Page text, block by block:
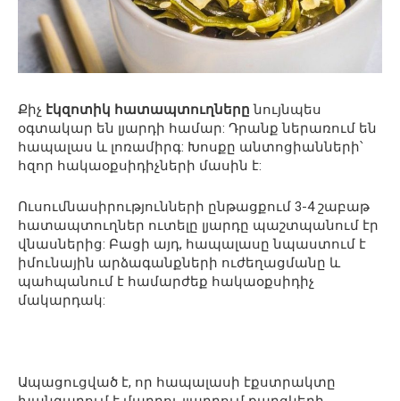
Քիչ էկզոտիկ հատապտուղները նույնպես
օգտակար են լյարդի համար: Դրանք ներառում են
հապալաս և լոռամիրգ: Խոսքը անտոցիանների՝
հզոր հակաօքսիդիչների մասին է:
Ուսումնասիրությունների ընթացքում 3-4 շաբաթ
հատապտուղներ ուտելը լյարդը պաշտպանում էր
վնասներից: Բացի այդ, հապալասը նպաստում է
իմունային արձագանքների ուժեղացմանը և
պահպանում է համարժեք հակաօքսիդիչ
մակարդակ:
Ապացուցված է, որ հապալասի էքստրակտը